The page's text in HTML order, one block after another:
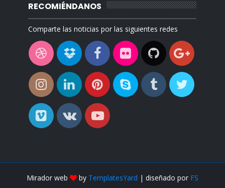
RECOMIÉNDANOS
Comparte las noticias por las siguientes redes
Mirador web by TemplatesYard | diseñado por FS